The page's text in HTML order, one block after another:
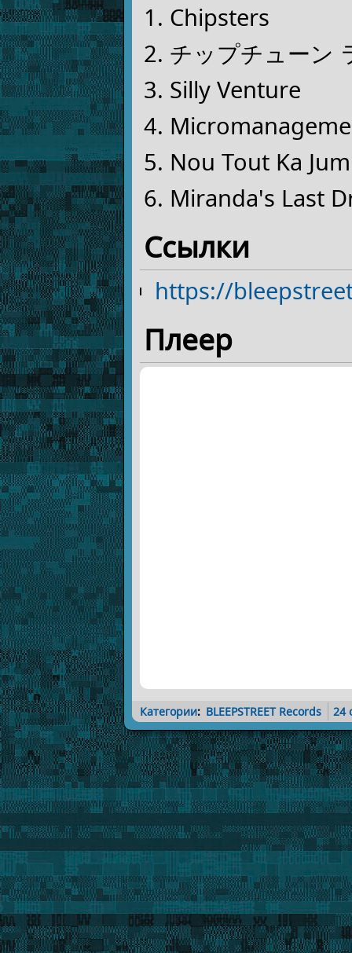
Chipsters
チップチューン
Silly Venture
Nou Tout Ka
Miranda's Last
Ссылки
https://
Плеер
Категории: BLEEPSTREET Records 24